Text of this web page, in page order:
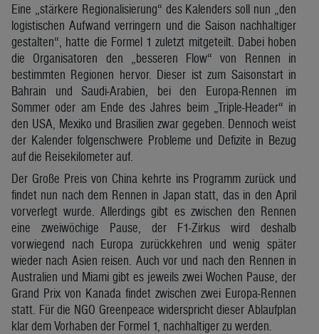
Eine „stärkere Regionalisierung“ des Kalenders soll nun „den
logistischen Aufwand verringern und die Saison nachhaltiger
gestalten“, hatte die Formel 1 zuletzt mitgeteilt. Dabei hoben
die Organisatoren den „besseren Flow“ von Rennen in
bestimmten Regionen hervor. Dieser ist zum Saisonstart in
Bahrain und Saudi-Arabien, bei den Europa-Rennen im
Sommer oder am Ende des Jahres beim „Triple-Header“ in
den USA, Mexiko und Brasilien zwar gegeben. Dennoch weist
der Kalender folgenschwere Probleme und Defizite in Bezug
auf die Reisekilometer auf.
Der Große Preis von China kehrte ins Programm zurück und
findet nun nach dem Rennen in Japan statt, das in den April
vorverlegt wurde. Allerdings gibt es zwischen den Rennen
eine zweiwöchige Pause, der F1-Zirkus wird deshalb
vorwiegend nach Europa zurückkehren und wenig später
wieder nach Asien reisen. Auch vor und nach den Rennen in
Australien und Miami gibt es jeweils zwei Wochen Pause, der
Grand Prix von Kanada findet zwischen zwei Europa-Rennen
statt. Für die NGO Greenpeace widerspricht dieser Ablaufplan
klar dem Vorhaben der Formel 1, nachhaltiger zu werden.